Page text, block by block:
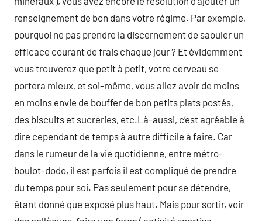
renseignement de bon dans votre régime. Par exemple,
pourquoi ne pas prendre la discernement de saouler un
efficace courant de frais chaque jour ? Et évidemment
vous trouverez que petit à petit, votre cerveau se
portera mieux, et soi-même, vous allez avoir de moins
en moins envie de bouffer de bon petits plats postés,
des biscuits et sucreries, etc.Là-aussi, c’est agréable à
dire cependant de temps à autre difficile à faire. Car
dans le rumeur de la vie quotidienne, entre métro-
boulot-dodo, il est parfois il est compliqué de prendre
du temps pour soi. Pas seulement pour se détendre,
étant donné que exposé plus haut. Mais pour sortir, voir